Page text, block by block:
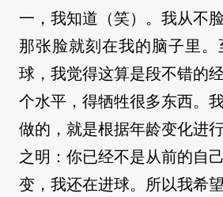
一，我知道（笑）。我从不
那张脸就刻在我的脑子里。
球，我觉得这算是段不错的
个水平，得牺牲很多东西。
做的，就是根据年龄变化进
之明：你已经不是从前的自
变，我还在进球。所以我希